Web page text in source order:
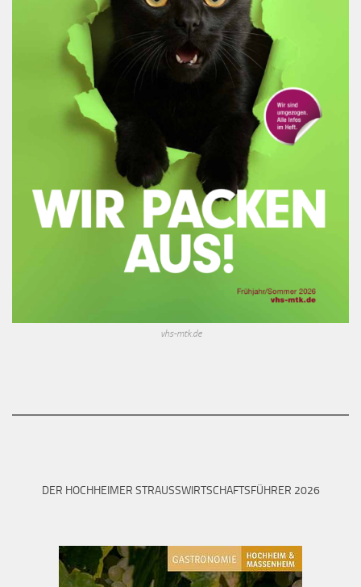
vhs-mtk.de
DER HOCHHEIMER STRAUSSWIRTSCHAFTSFÜHRER 2026